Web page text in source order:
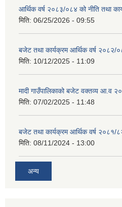
आर्थिक वर्ष २०८३/०८४ को नीति तथा
मिति: 06/25/2026 - 09:55
बजेट तथा कार्यक्रम आर्थिक वर्ष २०८२/
मिति: 10/12/2025 - 11:09
मादी गाउँपालिकाको बजेट वक्तव्य आ.व
मिति: 07/02/2025 - 11:48
बजेट तथा कार्यक्रम आर्थिक वर्ष २०८१/
मिति: 08/11/2024 - 13:00
अन्य